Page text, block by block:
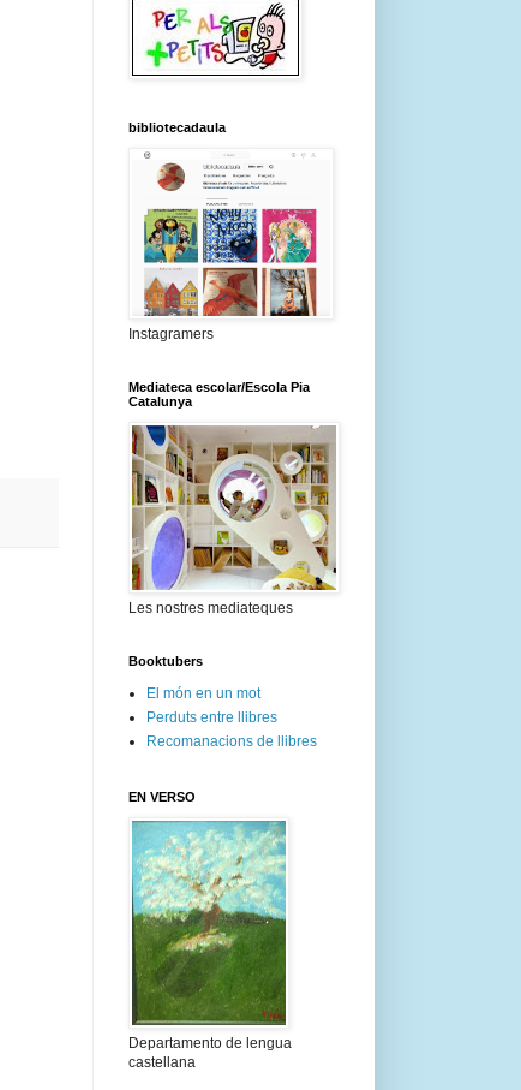
bibliotecadaula
Instagramers
Mediateca escolar/Escola Pia
Catalunya
Les nostres mediateques
Booktubers
El món en un mot
Perduts entre llibres
Recomanacions de llibres
EN VERSO
Departamento de lengua
castellana